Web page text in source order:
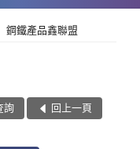
鋼鐵產品鑫聯盟
詢 回上一頁